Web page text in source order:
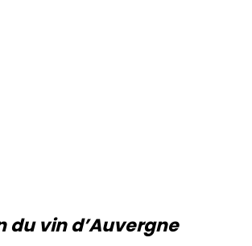
vin d’Auvergne